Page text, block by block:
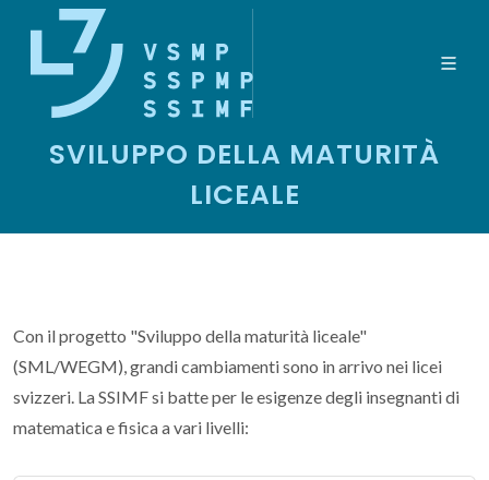
SVILUPPO DELLA MATURITÀ
LICEALE
Con il progetto "Sviluppo della maturità liceale"
(SML/WEGM), grandi cambiamenti sono in arrivo nei licei
svizzeri. La SSIMF si batte per le esigenze degli insegnanti di
matematica e fisica a vari livelli: